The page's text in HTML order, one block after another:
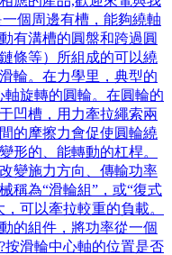
個周邊有槽，能夠繞軸
有溝槽的圓盤和跨過圓
條等）所組成的可以繞
輪。在力學里，典型的
旋轉的圓輪。在圓輪的
凹槽，用力牽拉繩索兩
的摩擦力會促使圓輪繞
形的、能轉動的杠桿。
變施力方向、傳輸功率
稱為“滑輪組”，或“復式
可以牽拉較重的負載。
的組件，將功率從一個
按滑輪中心軸的位置是否